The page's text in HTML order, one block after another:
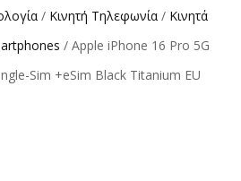
/ Κινητή Τηλεφωνία / Κινητά
/ Apple iPhone 16 Pro 5G
Sim +eSim Black Titanium EU